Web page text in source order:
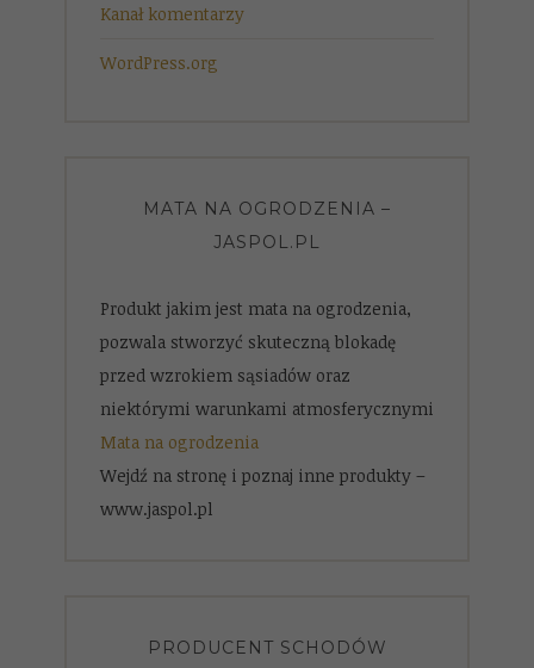
Kanał komentarzy
WordPress.org
MATA NA OGRODZENIA –
JASPOL.PL
Produkt jakim jest mata na ogrodzenia,
pozwala stworzyć skuteczną blokadę
przed wzrokiem sąsiadów oraz
niektórymi warunkami atmosferycznymi
Mata na ogrodzenia
Wejdź na stronę i poznaj inne produkty –
www.jaspol.pl
PRODUCENT SCHODÓW